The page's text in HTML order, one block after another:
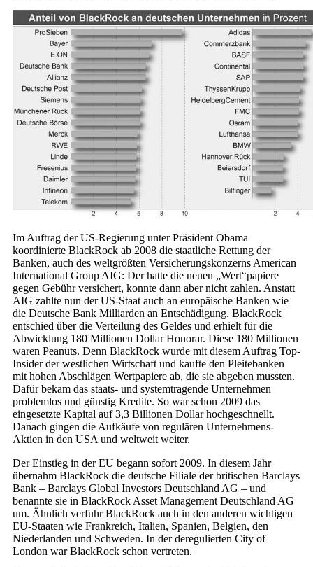
Im Auftrag der US-Regierung unter Präsident Obama
koordinierte BlackRock ab 2008 die staatliche Rettung der
Banken, auch des weltgrößten Versicherungskonzerns American
International Group AIG: Der hatte die neuen „Wert“papiere
gegen Gebühr versichert, konnte dann aber nicht zahlen. Anstatt
AIG zahlte nun der US-Staat auch an europäische Banken wie
die Deutsche Bank Milliarden an Entschädigung. BlackRock
entschied über die Verteilung des Geldes und erhielt für die
Abwicklung 180 Millionen Dollar Honorar. Diese 180 Millionen
waren Peanuts. Denn BlackRock wurde mit diesem Auftrag Top-
Insider der westlichen Wirtschaft und kaufte den Pleitebanken
mit hohen Abschlägen Wertpapiere ab, die sie abgeben mussten.
Dafür bekam das staats- und systemtragende Unternehmen
problemlos und günstig Kredite. So war schon 2009 das
eingesetzte Kapital auf 3,3 Billionen Dollar hochgeschnellt.
Danach gingen die Aufkäufe von regulären Unternehmens-
Aktien in den USA und weltweit weiter.
Der Einstieg in der EU begann sofort 2009. In diesem Jahr
übernahm BlackRock die deutsche Filiale der britischen Barclays
Bank – Barclays Global Investors Deutschland AG – und
benannte sie in BlackRock Asset Management Deutschland AG
um. Ähnlich verfuhr BlackRock auch in den anderen wichtigen
EU-Staaten wie Frankreich, Italien, Spanien, Belgien, den
Niederlanden und Schweden. In der deregulierten City of
London war BlackRock schon vertreten.